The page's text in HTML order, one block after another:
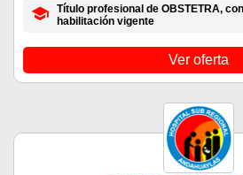
Título profesional de OBSTETRA,
habilitación vigente
Ver oferta